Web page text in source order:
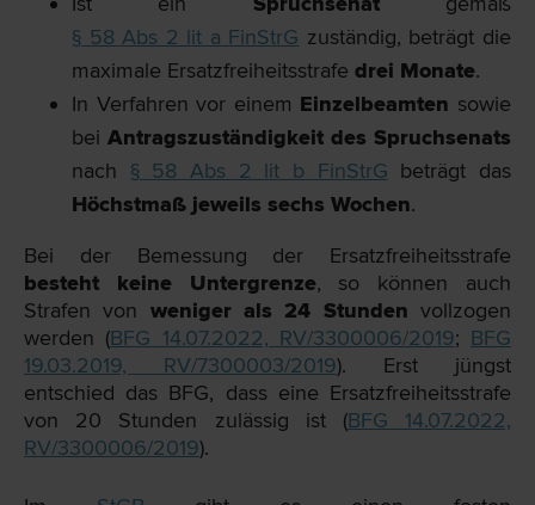
§ 58 Abs 2 lit a FinStrG zuständig, beträgt die
maximale Ersatzfreiheitsstrafe drei Monate.
In Verfahren vor einem Einzelbeamten sowie
bei Antragszuständigkeit des Spruchsenats
nach § 58 Abs 2 lit b FinStrG beträgt das
Höchstmaß jeweils sechs Wochen.
Bei der Bemessung der Ersatzfreiheitsstrafe
besteht keine Untergrenze, so können auch
Strafen von weniger als 24 Stunden vollzogen
werden (BFG 14.07.2022, RV/3300006/2019; BFG
19.03.2019, RV/7300003/2019). Erst jüngst
entschied das BFG, dass eine Ersatzfreiheitsstrafe
von 20 Stunden zulässig ist (BFG 14.07.2022,
RV/3300006/2019).